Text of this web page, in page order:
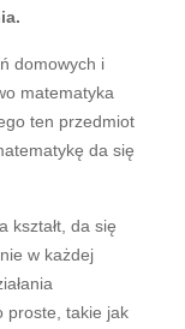
domowych i
matematyka
ten przedmiot
da się
kształt, da się
w każdej
proste, takie jak